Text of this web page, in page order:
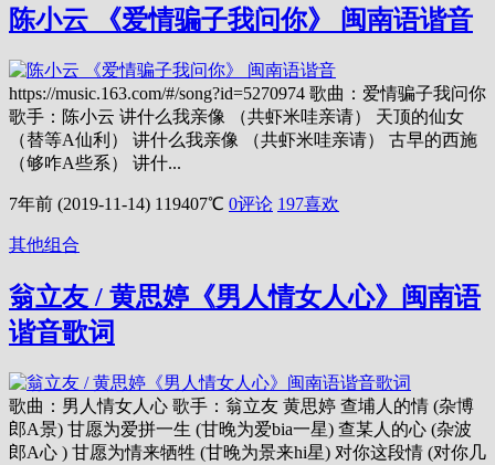
陈小云 《爱情骗子我问你》 闽南语谐音
https://music.163.com/#/song?id=5270974 歌曲：爱情骗子我问你
歌手：陈小云 讲什么我亲像 （共虾米哇亲请） 天顶的仙女
（替等A仙利） 讲什么我亲像 （共虾米哇亲请） 古早的西施
（够咋A些系） 讲什...
7年前 (2019-11-14) 119407℃ 0评论 197喜欢
其他组合
翁立友 / 黄思婷《男人情女人心》闽南语
谐音歌词
歌曲：男人情女人心 歌手：翁立友 黄思婷 查埔人的情 (杂博
郎A景) 甘愿为爱拼一生 (甘晚为爱bia一星) 查某人的心 (杂波
郎A心 ) 甘愿为情来牺牲 (甘晚为景来hi星) 对你这段情 (对你几